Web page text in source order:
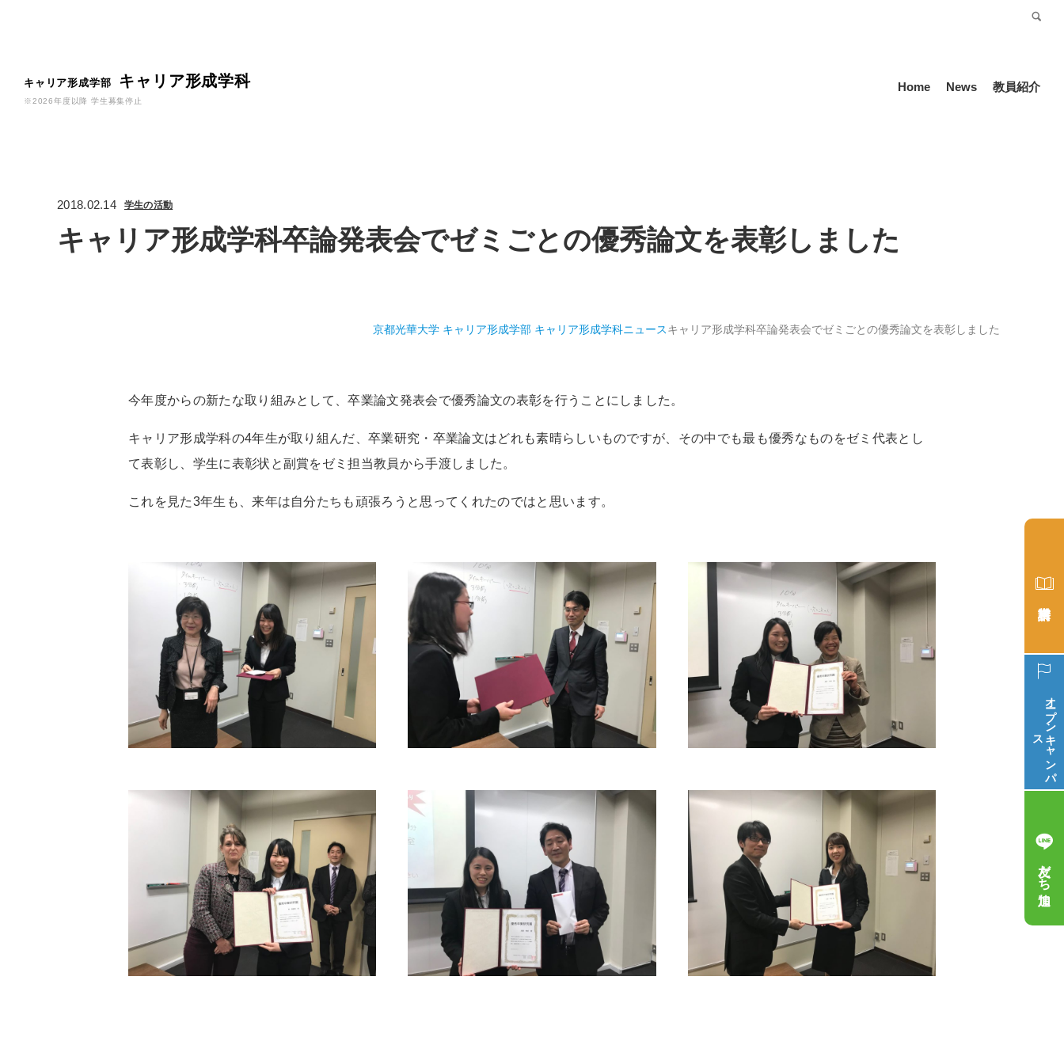
キャリア形成学部 キャリア形成学科
※2026年度以降 学生募集停止
Home News 教員紹介
2018.02.14 学生の活動
キャリア形成学科卒論発表会でゼミごとの優秀論文を表彰しました
京都光華大学 キャリア形成学部 キャリア形成学科ニュースキャリア形成学科卒論発表会でゼミごとの優秀論文を表彰しました
今年度からの新たな取り組みとして、卒業論文発表会で優秀論文の表彰を行うことにしました。
キャリア形成学科の4年生が取り組んだ、卒業研究・卒業論文はどれも素晴らしいものですが、その中でも最も優秀なものをゼミ代表とし
て表彰し、学生に表彰状と副賞をゼミ担当教員から手渡しました。
これを見た3年生も、来年は自分たちも頑張ろうと思ってくれたのではと思います。
オープン
キ
ャ
ン
パ
ス
友だち追加